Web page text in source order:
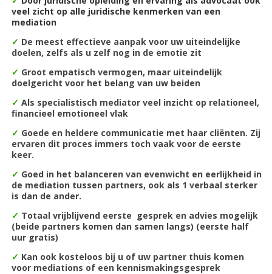
veel zicht op alle juridische kenmerken van een
mediation
✓ De meest effectieve aanpak voor uw uiteindelijke
doelen, zelfs als u zelf nog in de emotie zit
✓ Groot empatisch vermogen, maar uiteindelijk
doelgericht voor het belang van uw beiden
✓ Als specialistisch mediator veel inzicht op relationeel,
financieel emotioneel vlak
✓ Goede en heldere communicatie met haar cliënten. Zij
ervaren dit proces immers toch vaak voor de eerste
keer.
✓ Goed in het balanceren van evenwicht en eerlijkheid in
de mediation tussen partners, ook als 1 verbaal sterker
is dan de ander.
✓ Totaal vrijblijvend eerste gesprek en advies mogelijk
(beide partners komen dan samen langs) (eerste half
uur gratis)
✓ Kan ook kosteloos bij u of uw partner thuis komen
voor mediations of een kennismakingsgesprek